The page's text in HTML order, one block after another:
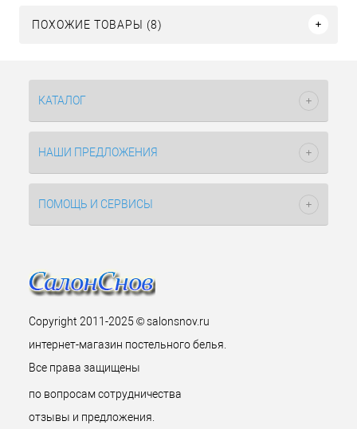
ПОХОЖИЕ ТОВАРЫ (8)
КАТАЛОГ
НАШИ ПРЕДЛОЖЕНИЯ
ПОМОЩЬ И СЕРВИСЫ
Copyright 2011-2025 © salonsnov.ru
интернет-магазин постельного белья.
Все права защищены
по вопросам сотрудничества
отзывы и предложения.